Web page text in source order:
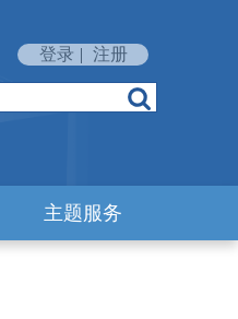
登录 | 注册
主题服务